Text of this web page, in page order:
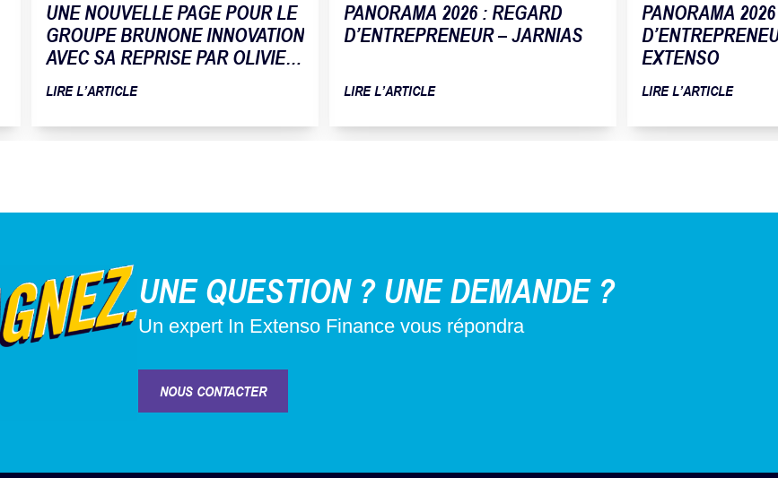
UNE NOUVELLE PAGE POUR LE
GROUPE BRUNONE INNOVATION
AVEC SA REPRISE PAR OLIVIER
TOMAT
LIRE L’ARTICLE
PANORAMA 2026 : REGARD
D’ENTREPRENEUR – JARNIAS
LIRE L’ARTICLE
PANORAMA
EXTENSO
LIRE L’ARTICLE
UNE QUESTION ? UNE DEMANDE ?
Un expert In Extenso Finance vous répondra
NOUS CONTACTER